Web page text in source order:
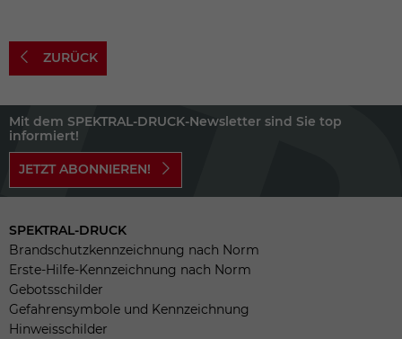
ZURÜCK
Mit dem SPEKTRAL-DRUCK-Newsletter sind Sie top
informiert!
JETZT ABONNIEREN!
SPEKTRAL-DRUCK
Brandschutzkennzeichnung nach Norm
Erste-Hilfe-Kennzeichnung nach Norm
Gebotsschilder
Gefahrensymbole und Kennzeichnung
Hinweisschilder